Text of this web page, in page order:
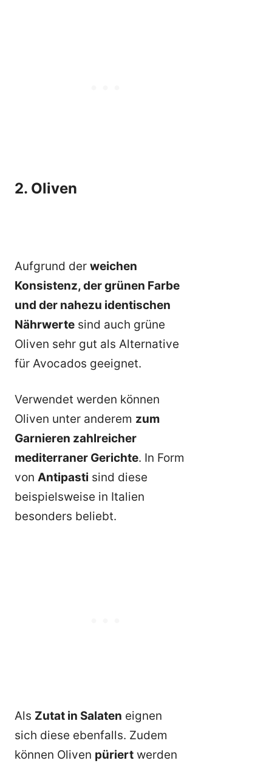
2. Oliven
Aufgrund der weichen
Konsistenz, der grünen Farbe
und der nahezu identischen
Nährwerte sind auch grüne
Oliven sehr gut als Alternative
für Avocados geeignet.
Verwendet werden können
Oliven unter anderem zum
Garnieren zahlreicher
mediterraner Gerichte. In Form
von Antipasti sind diese
beispielsweise in Italien
besonders beliebt.
Als Zutat in Salaten eignen
sich diese ebenfalls. Zudem
können Oliven püriert werden